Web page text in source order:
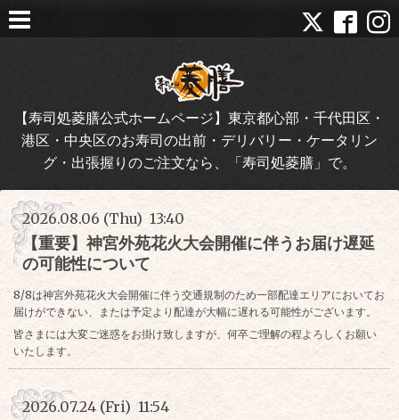
【寿司処菱膳公式ホームページ】東京都心部・千代田区・
港区・中央区のお寿司の出前・デリバリー・ケータリン
グ・出張握りのご注文なら、「寿司処菱膳」で。
2026.08.06 (Thu) 13:40
【重要】神宮外苑花火大会開催に伴うお届け遅延
の可能性について
8/8は神宮外苑花火大会開催に伴う交通規制のため一部配達エリアにおいてお
届けができない、または予定より配達が大幅に遅れる可能性がございます。
皆さまには大変ご迷惑をお掛け致しますが、何卒ご理解の程よろしくお願い
いたします。
2026.07.24 (Fri) 11:54